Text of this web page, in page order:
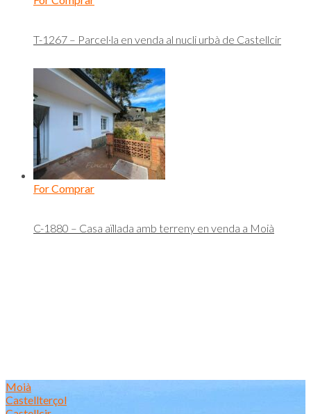
T-1267 – Parcel·la en venda al nucli urbà de Castellcir
For Comprar
C-1880 – Casa aïllada amb terreny en venda a Moià
Moià
Castellterçol